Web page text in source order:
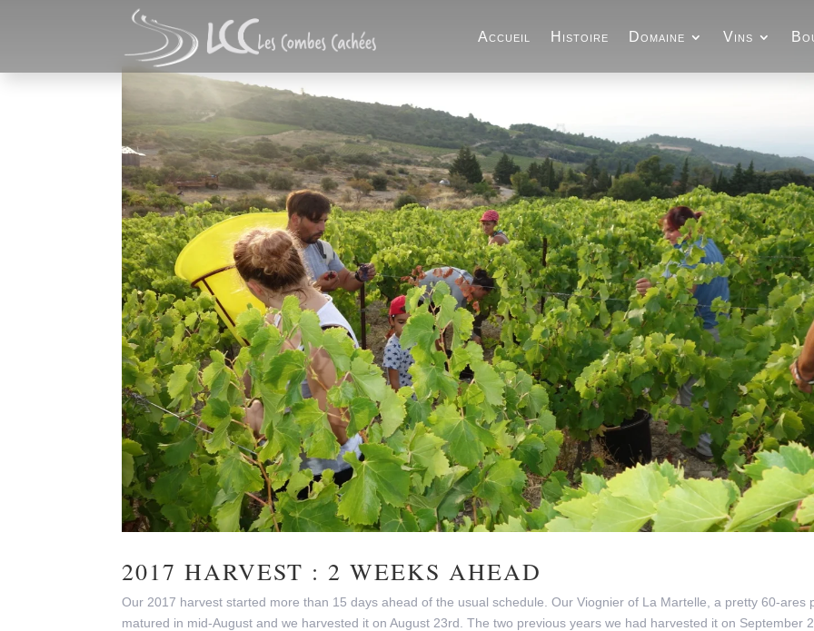
Accueil Histoire Domaine Vins
2017 HARVEST : 2 WEEKS AHEAD
Our 2017 harvest started more than 15 days ahead of the usual schedule. Our Viognier of La Martelle, a pretty 60-ares
matured in mid-August and we harvested it on August 23rd. The two previous years we had harvested it on September